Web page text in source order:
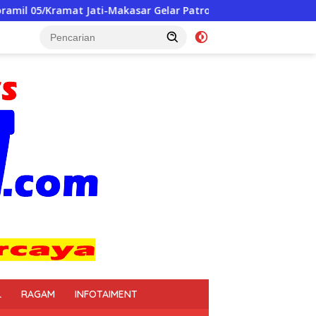
Gelar Patroli/Siskamling Perkuat Keamanan Wilayah
RAGAM INFOTAIMENT